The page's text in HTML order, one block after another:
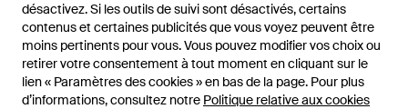
désactivez. Si les outils de suivi sont désactivés, certains
contenus et certaines publicités que vous voyez peuvent être
moins pertinents pour vous. Vous pouvez modifier vos choix ou
retirer votre consentement à tout moment en cliquant sur le
lien « Paramètres des cookies » en bas de la page. Pour plus
d’informations, consultez notre Politique relative aux cookies
désactivez. Si les outils de suivi sont désactivés, certains
contenus et certaines publicités que vous voyez peuvent être
moins pertinents pour vous. Vous pouvez modifier vos choix ou
retirer votre consentement à tout moment en cliquant sur le
lien « Paramètres des cookies » en bas de la page. Pour plus
d’informations, consultez notre Politique relative aux cookies